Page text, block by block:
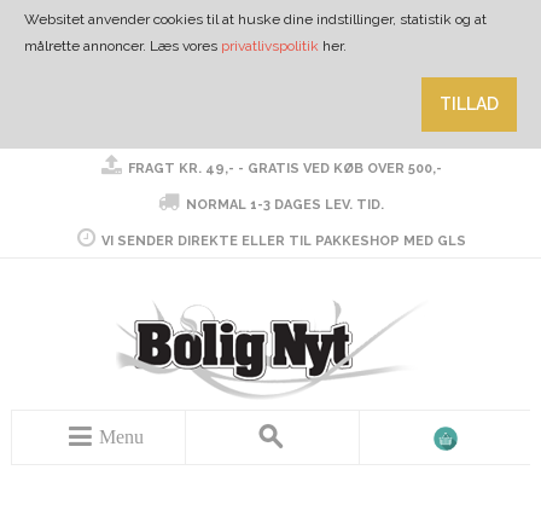
Websitet anvender cookies til at huske dine indstillinger, statistik og at
målrette annoncer. Læs vores privatlivspolitik her.
TILLAD
FRAGT KR. 49,- - GRATIS VED KØB OVER 500,-
NORMAL 1-3 DAGES LEV. TID.
VI SENDER DIREKTE ELLER TIL PAKKESHOP MED GLS
Menu